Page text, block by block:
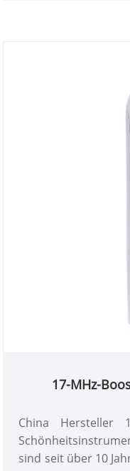
17-MHz-
China Hersteller
sind seit über 10